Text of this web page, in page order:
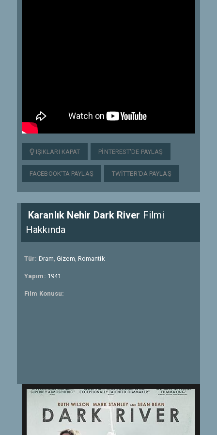
IŞIKLARI KAPAT PINTEREST'DE PAYLAŞ
FACEBOOK'TA PAYLAŞ TWITTER'DA PAYLAŞ
Karanlık Nehir Dark River Filmi
Hakkında
Tür: Dram,Gizem, Romantik
Yapım: 1941
Film Konusu: